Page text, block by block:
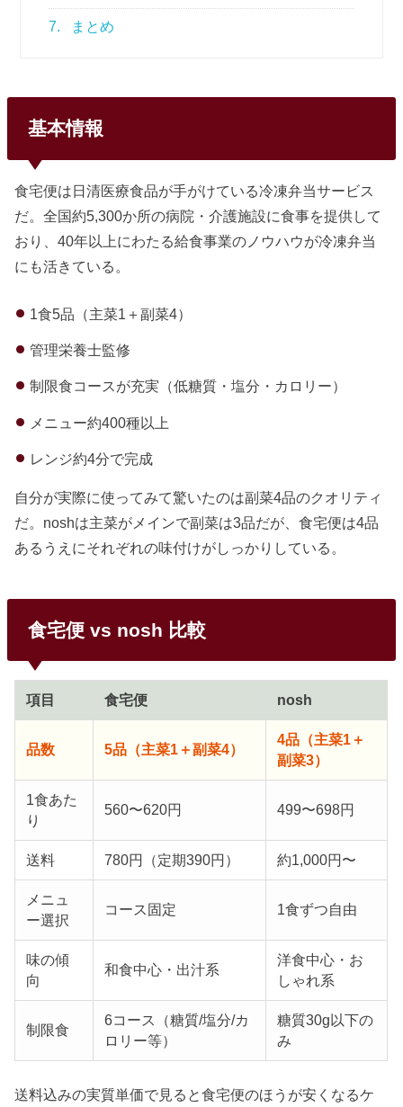
7. まとめ
基本情報
食宅便は日清医療食品が手がけている冷凍弁当サービス
だ。全国約5,300か所の病院・介護施設に食事を提供して
おり、40年以上にわたる給食事業のノウハウが冷凍弁当
にも活きている。
1食5品（主菜1＋副菜4）
管理栄養士監修
制限食コースが充実（低糖質・塩分・カロリー）
メニュー約400種以上
レンジ約4分で完成
自分が実際に使ってみて驚いたのは副菜4品のクオリティ
だ。noshは主菜がメインで副菜は3品だが、食宅便は4品
あるうえにそれぞれの味付けがしっかりしている。
食宅便 vs nosh 比較
項目 食宅便 nosh
品数 5品（主菜1＋副菜4）
4品（主菜1＋
副菜3）
1食あた
り
560〜620円 499〜698円
送料 780円（定期390円） 約1,000円〜
メニュ
ー選択
コース固定 1食ずつ自由
味の傾
向
和食中心・出汁系
洋食中心・お
しゃれ系
制限食
6コース（糖質/塩分/カ
ロリー等）
糖質30g以下の
み
送料込みの実質単価で見ると食宅便のほうが安くなるケ